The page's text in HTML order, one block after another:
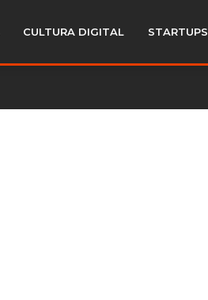
CULTURA DIGITAL STARTUPS